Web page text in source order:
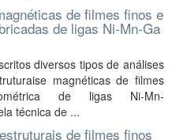
de filmes finos e
de ligas Ni-Mn-Ga
diversos tipos de análises
magnéticas de filmes
de ligas Ni-Mn-
técnica de ...
de filmes finos